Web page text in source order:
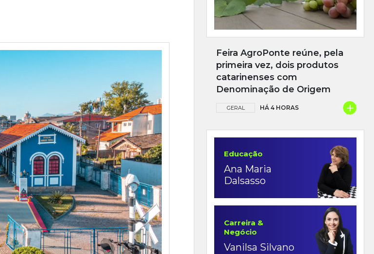
Feira AgroPonte reúne, pela
primeira vez, dois produtos
catarinenses com
Denominação de Origem
GERAL HÁ 4 HORAS +
Educação
Ana Maria
Dalsasso
Carreira &
Negócio
Vanilsa Silvano